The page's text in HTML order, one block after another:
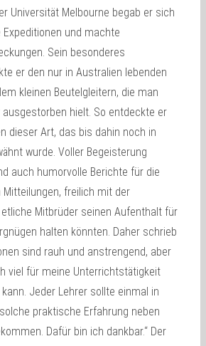
Universität Melbourne begab er sich
und machte
Sein besonderes
er den nur in Australien lebenden
kleinen Beutelgleitern, die man
hielt. So entdeckte er
dieser Art, das bis dahin noch in
wurde. Voller Begeisterung
auch humorvolle Berichte für die
freilich mit der
Mitbrüder seinen Aufenthalt für
halten könnten. Daher schrieb
sind rauh und anstrengend, aber
viel für meine Unterrichtstätigkeit
Jeder Lehrer sollte einmal in
praktische Erfahrung neben
Dafür bin ich dankbar.“ Der